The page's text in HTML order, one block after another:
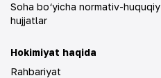
Soha bo‘yicha normativ-huquqiy
hujjatlar
Hokimiyat haqida
Rahbariyat